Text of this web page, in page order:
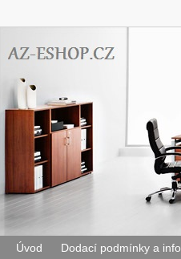
Úvod Dodací podmínky a